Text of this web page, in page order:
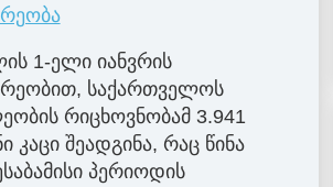
1-ელი იანვრის
საქართველოს
რიცხოვნობამ 3.941
კაცი შეადგინა, რაც წინა
პერიოდის